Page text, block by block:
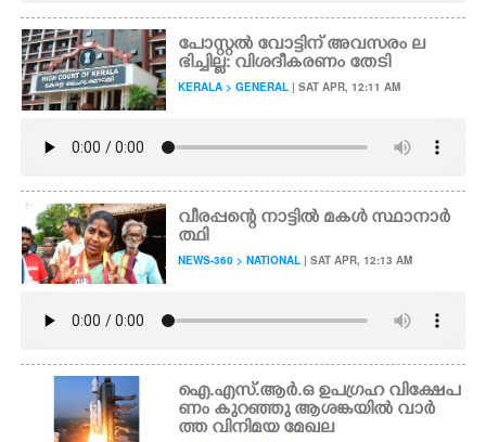
INFO+
CARTOONS
CONTACT US
പോസ്റ്റൽ വോട്ടിന് അവസരം ല
ഭിച്ചില്ല: വിശദീകരണം തേടി
KERALA > GENERAL | SAT APR, 12:11 AM
വീരപ്പന്റെ നാട്ടിൽ മകൾ സ്ഥാനാർ
ത്ഥി
NEWS-360 > NATIONAL | SAT APR, 12:13 AM
ഐ.എസ്.ആർ.ഒ ഉപഗ്രഹ വിക്ഷേപ
ണം കുറഞ്ഞു ആശങ്കയിൽ വാർ
ത്ത വിനിമയ മേഖല